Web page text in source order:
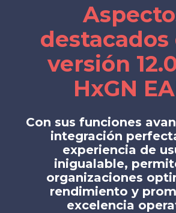
destacados
versión
HxGN
Con sus funciones
integración
experiencia de
inigualable,
organizaciones
rendimiento y
excelencia